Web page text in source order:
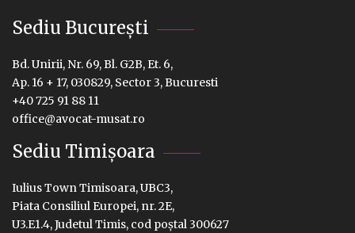
Sediu București
Bd. Unirii, Nr. 69, Bl. G2B, Et. 6,
Ap. 16 + 17, 030829, Sector 3, Bucuresti
+40 725 91 88 11
office@avocat-musat.ro
Sediu Timișoara
Iulius Town Timisoara, UBC3,
Piata Consiliul Europei, nr. 2E,
U3.E1.4, Judetul Timis, cod poștal 300627